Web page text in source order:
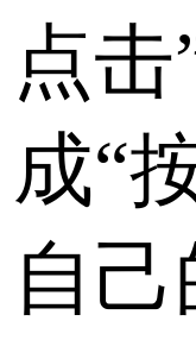
点击
成“
自